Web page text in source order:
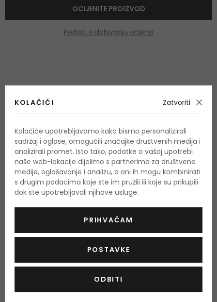
OCIJENITE PROIZVOD
Podaci o dobivanju ocjena
OSTALI PROIZVODI IZ ASORTIMANA
Lancaster Skin Life
-20%. KOD: OUTLET20
KOLAČIĆI Zatvoriti
Kolačiće upotrebljavamo kako bismo personalizirali
sadržaj i oglase, omogućili značajke društvenih medija i
analizirali promet. Isto tako, podatke o vašoj upotrebi
naše web-lokacije dijelimo s partnerima za društvene
medije, oglašavanje i analizu, a oni ih mogu kombinirati
s drugim podacima koje ste im pružili ili koje su prikupili
dok ste upotrebljavali njihove usluge.
PRIHVAĆAM
POSTAVKE
ODBITI